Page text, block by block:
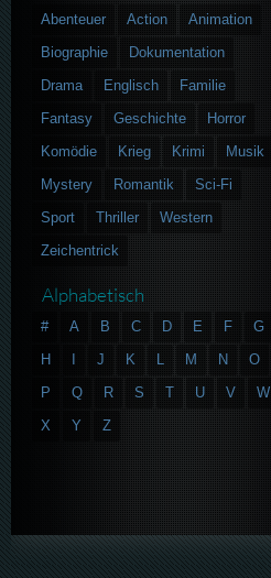
Abenteuer Action
Animation
Biographie
Dokumentation
Drama
Englisch
Familie
Fantasy
Geschichte
Horror
Komödie
Krieg Krimi
Musik
Mystery
Romantik
Sci-Fi
Sport
Thriller
Western
Zeichentrick
Alphabetisch
# A B C D E F
G
H
J K L M N
O
P
Q R S T U V
W
X
Y Z